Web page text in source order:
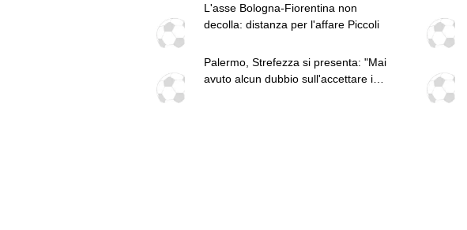
L'asse Bologna-Fiorentina non
decolla: distanza per l'affare Piccoli
Palermo, Strefezza si presenta: "Mai
avuto alcun dubbio sull'accettare i